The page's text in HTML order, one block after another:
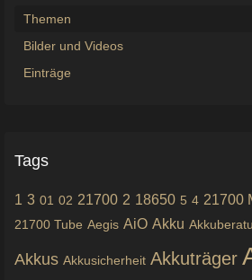
Themen
Bilder und Videos
Einträge
Tags
1 3 01 02 21700 2 18650 5 4 21700
21700 Tube Aegis AiO Akku
Akkus Akkusicherheit Akkuträger